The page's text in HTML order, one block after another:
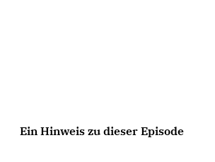
Ein Hinweis zu dieser Episode